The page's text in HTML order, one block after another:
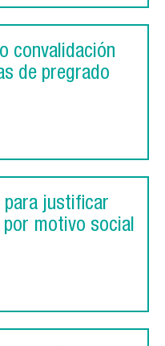
convalidación
de pregrado
justificar
motivo social